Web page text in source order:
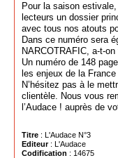
Pour la saison
lecteurs un dossier
avec tous nos atouts
Dans ce numéro sera
NARCOTRAFIC, a-t-
Un numéro de 148
les enjeux de la
N’hésitez pas à le
clientèle. Nous vous
l’Audace ! auprès de
Titre : L'Audace N°3
Editeur: L'Audace
Codification : 14675